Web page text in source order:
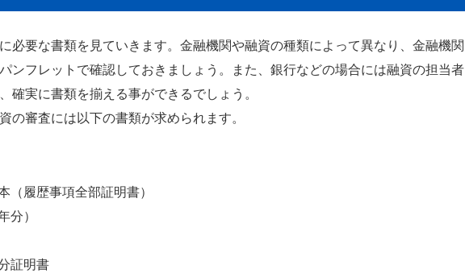
必要な書類を見ていきます。金融機関や融資の種類によって異なり、金融機関
ンフレットで確認しておきましょう。また、銀行などの場合には融資の担当者
確実に書類を揃える事ができるでしょう。
の審査には以下の書類が求められます。
（履歴事項全部証明書）
分）
証明書